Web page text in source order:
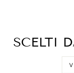
SCELTI